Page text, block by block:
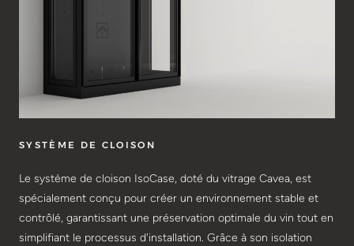
SYSTÈME DE CLOISON
Le système de cloison IsoCase, doté du vitrage Cavea, est
spécialement conçu pour créer un environnement stable et
contrôlé, garantissant une préservation optimale du vin tout en
simplifiant le processus d'installation. Grâce à son isolation